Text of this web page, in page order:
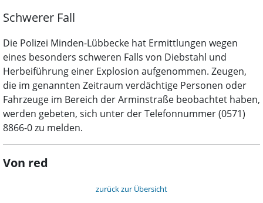
Schwerer Fall
Die Polizei Minden-Lübbecke hat Ermittlungen wegen
eines besonders schweren Falls von Diebstahl und
Herbeiführung einer Explosion aufgenommen. Zeugen,
die im genannten Zeitraum verdächtige Personen oder
Fahrzeuge im Bereich der Arminstraße beobachtet haben,
werden gebeten, sich unter der Telefonnummer (0571)
8866-0 zu melden.
Von red
zurück zur Übersicht